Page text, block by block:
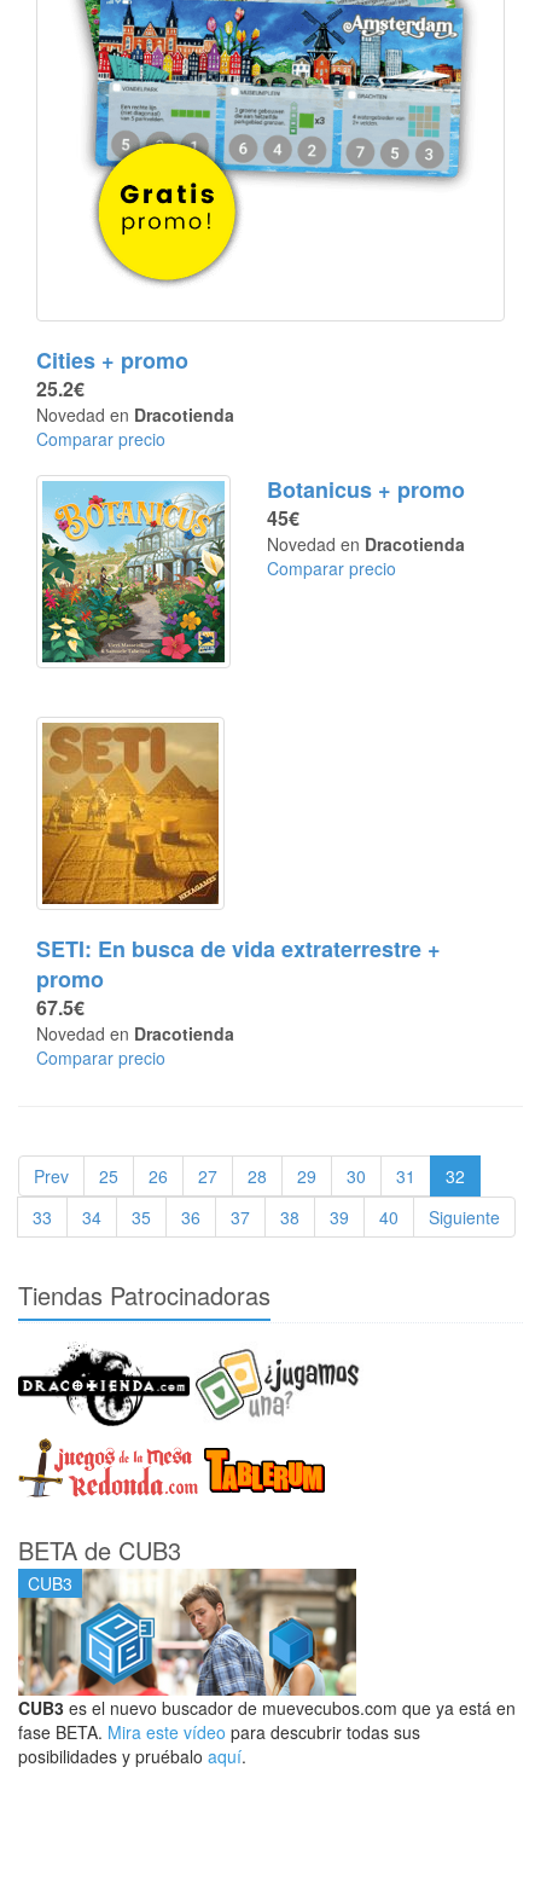
Cities + promo
25.2€
Novedad en Dracotienda
Comparar precio
Botanicus + promo
45€
Novedad en Dracotienda
Comparar precio
SETI: En busca de vida extraterrestre +
promo
67.5€
Novedad en Dracotienda
Comparar precio
Prev 25 26 27 28 29 30 31
32
33
34 35 36 37 38 39 40 Siguiente
Tiendas Patrocinadoras
BETA de CUB3
CUB3
CUB3 es el nuevo buscador de muevecubos.com que ya está en
fase BETA. Mira este vídeo para descubrir todas sus
posibilidades y pruébalo aquí.